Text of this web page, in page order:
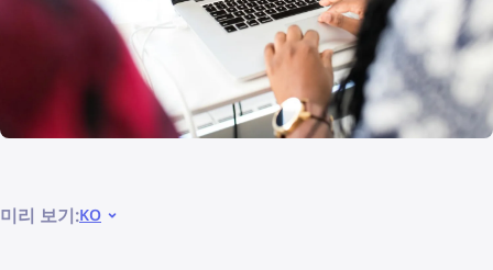
미리 보기:KO